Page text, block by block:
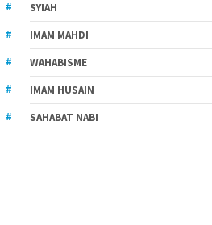
SYIAH
IMAM MAHDI
WAHABISME
IMAM HUSAIN
SAHABAT NABI